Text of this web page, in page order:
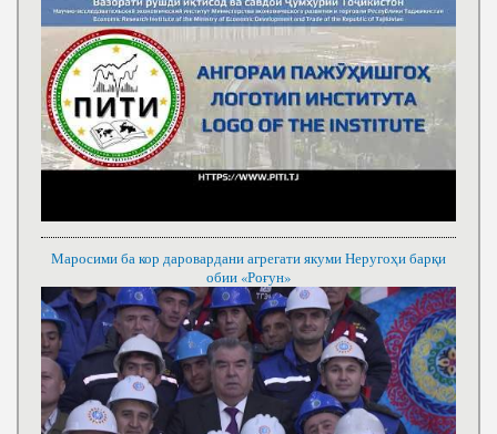
Маросими ба кор даровардани агрегати якуми Неругоҳи барқи
обии «Роғун»